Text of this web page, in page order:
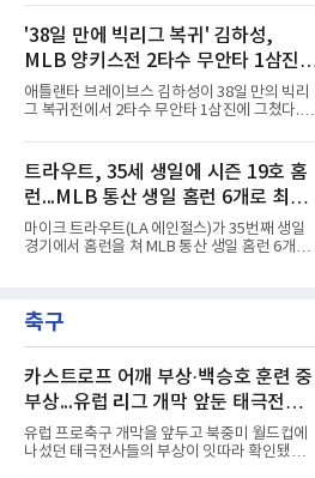
열린 휴스턴 애스트로스전에 9번 타자 2루수로
나서 2타수 1안타를 기록, 타율
입한 결과다.한화 왕옌청과 키움 가나쿠보 유토
는 입지가 확고하다. 왕옌청은 21경기 10승 4패,
평균자책점 3.34로 다승 공동 선두이자 3경기 연
속 퀄리티스타트를 기록 중이다. 가나쿠보는 5
승 4패 13세이브 10홀드, 평균자책점 2.95로 외
국인 최초 10홀드·10세이브를 동시에 달성했
다.kt 스기모토 고키는 전반기 42경기 평균자책
17홀드 공동 선두에 올랐다. SSG 타케다 쇼타도
전반기 1승 7패, 평균자책점
'38일 만에 빅리그 복귀' 김하성,
MLB 양키스전 2타수 무안타 1삼진...
시즌 타율 0.067
애틀랜타 브레이브스 김하성이 38일 만의 빅리
그 복귀전에서 2타수 무안타 1삼진에 그쳤다.김
에서 열린 2026 MLB 뉴욕 양키스와의 원정 경
기에 9번 타자 유격수로 선발 출전했다. 시즌 타
율은 0.068에서 0.067(75타수 5안타)로 떨어졌
다.2회초 2사 1루에서는 양키스 좌완 선발 맥스
프리드의 6구째 몸쪽 싱킹 패스트볼을 쳐 유격
수 뜬공으로 아웃됐고, 5회초에는 루킹 삼진을
당했다. 1-0으로 앞선 8회초 1사에서 대타 도미
이 파열돼 5월 중순 복귀했고, 동계 훈련 부족 여
파로 부진이 이어졌다. 지난달
트라우트, 35세 생일에 시즌 19호 홈
런...MLB 통산 생일 홈런 6개로 최다
타이
마이크 트라우트(LA 에인절스)가 35번째 생일
경기에서 홈런을 쳐 MLB 통산 생일 홈런 6개로
번 타자 중견수로 선발 출전해 3타수 1안타(1홈
런) 1타점 2득점 1볼넷으로 팀의 4-3 승리를 견
립스의 시속 155.8㎞ 바깥쪽 포심을 밀어 쳐 우
중간 담장을 넘겼다. 비거리 122ｍ, 시즌 19호이
자 통산 423번째 홈런이다. 1-2로 뒤진 7회초 2
사 3루에서는 그의 타구가 상대 투수 실책으로
이어져 동점이 됐고, 1루에 나간 뒤 놀런 섀누얼
의 역전 중월 2점 홈런 때 득점
축구
카스트로프 어깨 부상·백승호 훈련 중
부상...유럽 리그 개막 앞둔 태극전사
악재
유럽 프로축구 개막을 앞두고 북중미 월드컵에
나섰던 태극전사들의 부상이 잇따라 확인됐다.